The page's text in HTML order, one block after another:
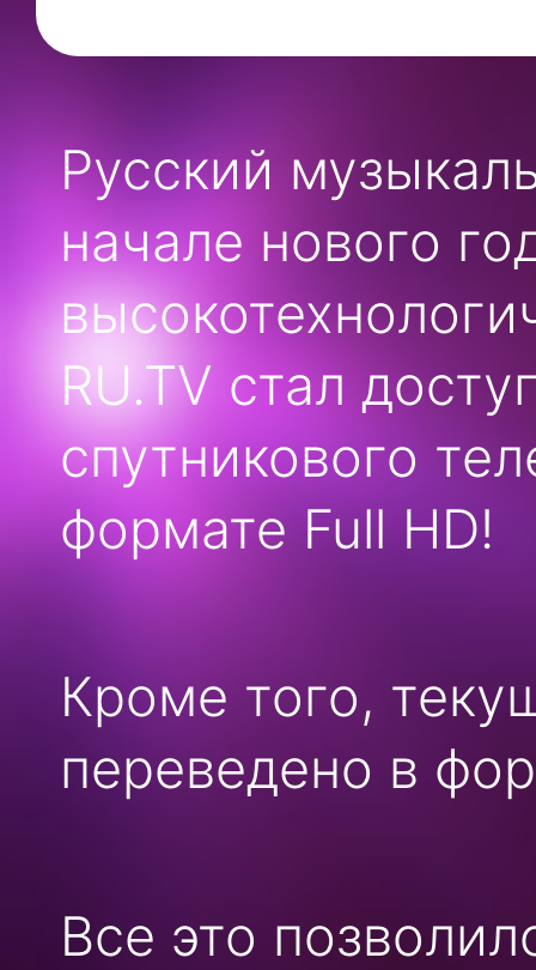
Русский
начале нового
RU.TV стал
спутникового
формате Full HD!
Кроме того,
переведено в
Все это